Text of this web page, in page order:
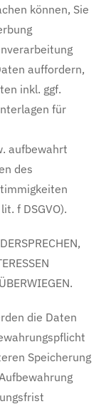
können, Sie
auffordern,
inkl. ggf.
für
aufbewahrt
des
f DSGVO).
die Daten
Speicherung